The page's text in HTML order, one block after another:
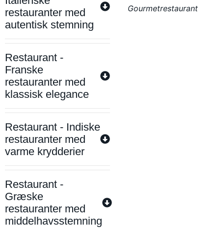
restauranter med
autentisk stemning
Restaurant -
Franske
restauranter med
klassisk elegance
Restaurant - Indiske
restauranter med
varme krydderier
Restaurant -
Græske
restauranter med
middelhavsstemning
Gourmetrestaurant